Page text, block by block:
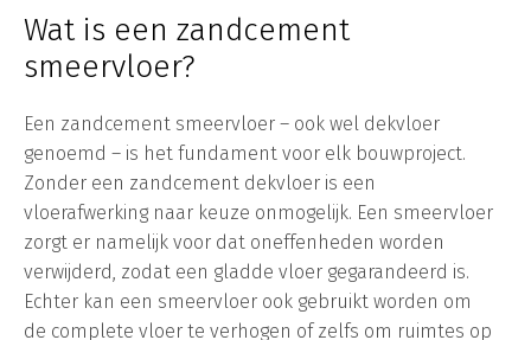
Wat is een zandcement
smeervloer?
Een zandcement smeervloer – ook wel dekvloer
genoemd – is het fundament voor elk bouwproject.
Zonder een zandcement dekvloer is een
vloerafwerking naar keuze onmogelijk. Een smeervloer
zorgt er namelijk voor dat oneffenheden worden
verwijderd, zodat een gladde vloer gegarandeerd is.
Echter kan een smeervloer ook gebruikt worden om
de complete vloer te verhogen of zelfs om ruimtes op